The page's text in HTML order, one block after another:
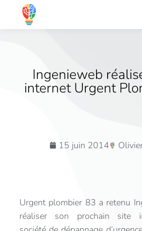
Ingenieweb
internet Urgent
15 juin 2014
Urgent plombier 83 a retenu
réaliser son prochain site